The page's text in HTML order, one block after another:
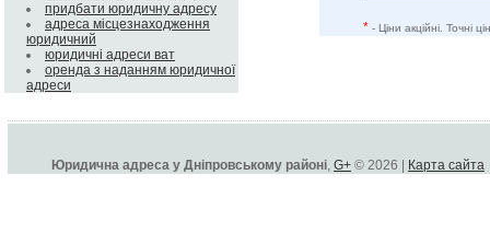
придбати юридичну адресу
адреса місцезнаходження
юридичний
юридичні адреси ват
оренда з наданням юридичної
адреси
* - Ціни акційні. Точні
Юридична адреса у Дніпровському районі, G+ © 2026 | Карта сайта